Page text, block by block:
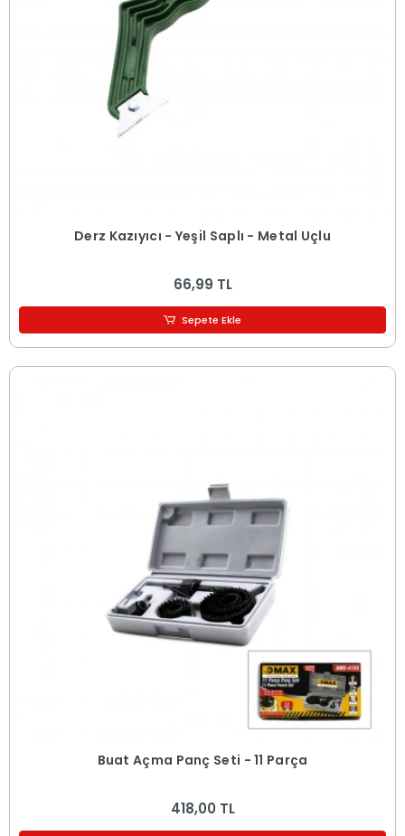
Derz Kazıyıcı - Yeşil Saplı - Metal Uçlu
66,99 TL
Sepete Ekle
Buat Açma Panç Seti - 11 Parça
418,00 TL